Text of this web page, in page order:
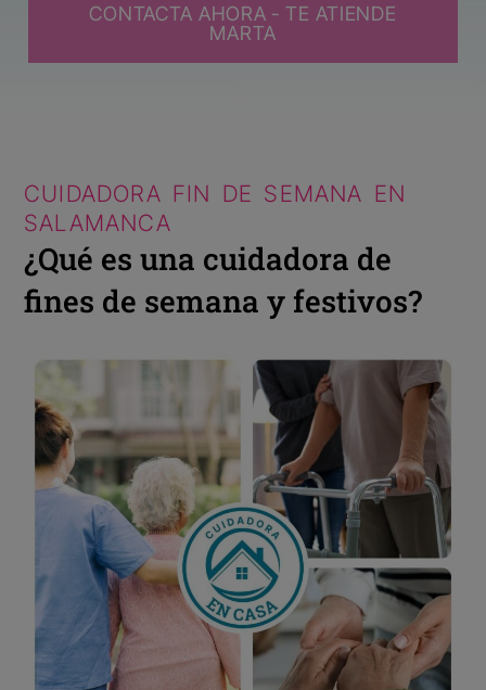
CONTACTA AHORA - TE ATIENDE
MARTA
CUIDADORA FIN DE SEMANA EN
SALAMANCA
¿Qué es una cuidadora de
fines de semana y festivos?